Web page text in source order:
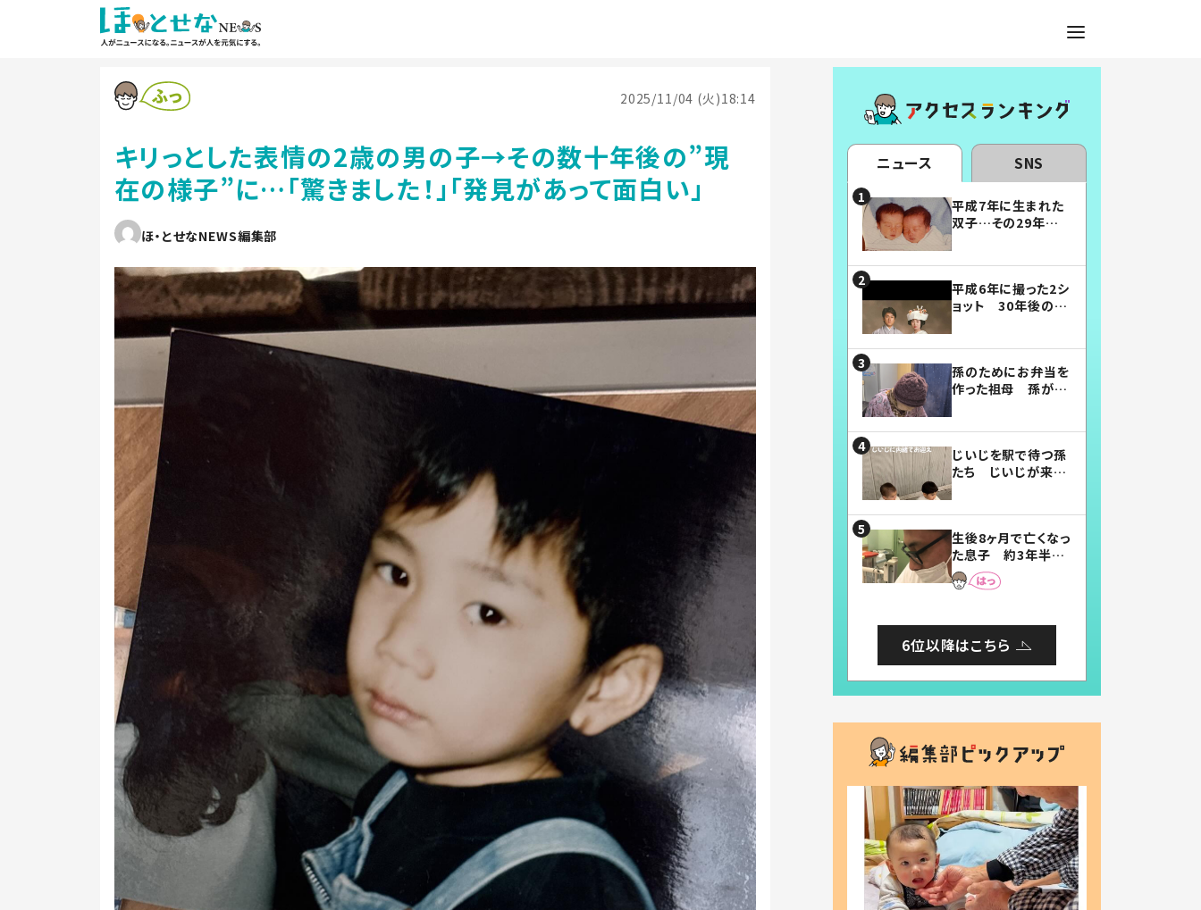
2025/11/04 (火)18:14
キリっとした表情の2歳の男の子→その数十年後の”現
在の様子”に…「驚きました！」「発見があって面白い」
ほ・とせなNEWS編集部
ニュース SNS
平成7年に生まれた
双子…その29年後
平成6年に撮った2シ
ョット 30年後の姿
孫のためにお弁当を
作った祖母 孫が絶
じいじを駅で待つ孫
たち じいじが来た
まらない」「幸せにな
れる」
生後8ヶ月で亡くなっ
た息子 約3年半
後、当時の妻の日記
に書いてあった本音
6位以降はこちら